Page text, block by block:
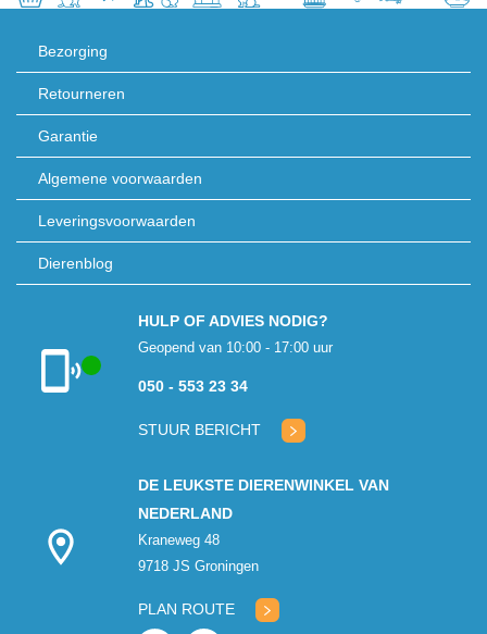
Bezorging
Retourneren
Garantie
Algemene voorwaarden
Leveringsvoorwaarden
Dierenblog
Klantenservice
HULP OF ADVIES NODIG?
Geopend van 10:00 - 17:00 uur
050 - 553 23 34
STUUR BERICHT
DE LEUKSTE DIERENWINKEL VAN
NEDERLAND
Kraneweg 48
9718 JS Groningen
PLAN ROUTE